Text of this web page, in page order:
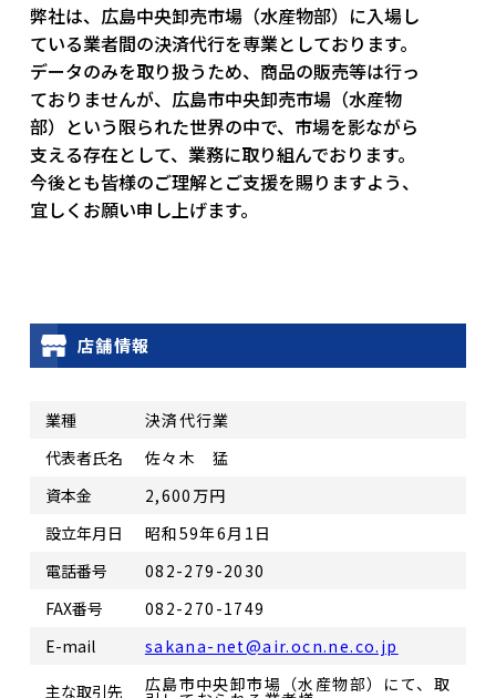
弊社は、広島中央卸売市場（水産物部）に入場し
ている業者間の決済代行を専業としております。
データのみを取り扱うため、商品の販売等は行っ
ておりませんが、広島市中央卸売市場（水産物
部）という限られた世界の中で、市場を影ながら
支える存在として、業務に取り組んでおります。
今後とも皆様のご理解とご支援を賜りますよう、
宜しくお願い申し上げます。
店舗情報
業種
決済代行業
代表者氏名
佐々木 猛
資本金
2,600万円
設立年月日
昭和59年6月1日
電話番号
082-279-2030
FAX番号
082-270-1749
E-mail
sakana-net@air.ocn.ne.co.jp
主な取引先 広島市中央卸市場（水産物部）にて、取